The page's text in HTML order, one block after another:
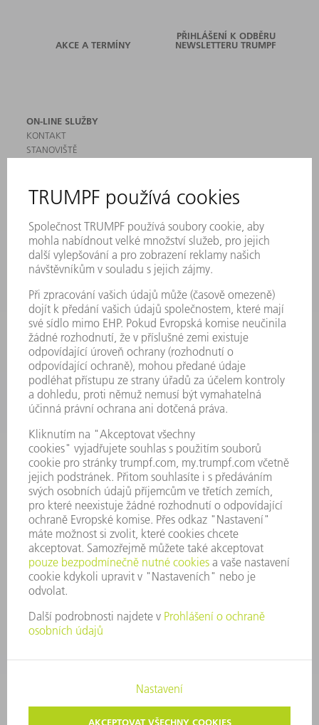
AKCE A TERMÍNY
PŘIHLÁŠENÍ K ODBĚRU
NEWSLETTERU TRUMPF
ON-LINE SLUŽBY
KONTAKT
STANOVIŠTĚ
MYTRUMPF
BEZPEČNOSTNÍ LISTY
PRODUKTY
STROJE & SYSTÉMY
LASER
VÝKONOVÁ ELEKTRONIKA
SMART FACTORY
SOFTWARE
SERVIS
POUŽITÍ
ODVĚTVÍ
SPOLEČNOST
KARIÉRA
PRACOVNÍ NABÍDKY
PROFIL PODNIKU
VÝROČNÍ ZPRÁVA
ZÁSADY SPOLEČNOSTI
SHODA
SYSTÉM UPOZORŇOVAČŮ
SECURITY
TISKOVÉ ZPRÁVY
MAGAZÍN
UDRŽITELNOST
ŽIVOTNÍ PROSTŘEDÍ & KLIMA
SOCIÁLNÍ TÉMA & SPOLEČNOST
VEDENÍ FIRMY
OCHRANA DAT
AUTORSKÉ A ZNÁMKOVÉ PRÁVO
VOP TRUMPF PRAHA
NASTAVENÍ SOUKROMÍ